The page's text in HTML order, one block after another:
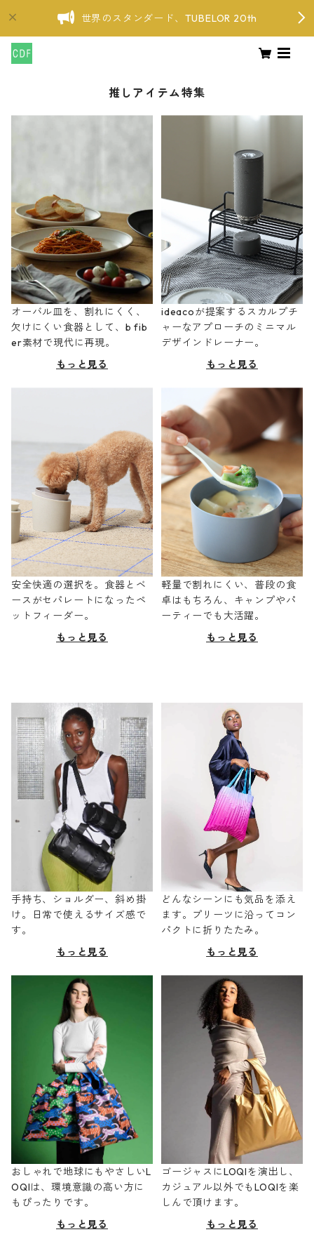
世界のスタンダード、TUBELOR 20th
推しアイテム特集
オーバル皿を、割れにくく、
欠けにくい食器として、b fib
er素材で現代に再現。
もっと見る
ideacoが提案するスカルプチ
ャーなアプローチのミニマル
デザインドレーナー。
もっと見る
安全快適の選択を。食器とベ
ースがセパレートになったペ
ットフィーダー。
もっと見る
軽量で割れにくい、普段の食
卓はもちろん、キャンプやパ
ーティーでも大活躍。
もっと見る
手持ち、ショルダー、斜め掛
け。日常で使えるサイズ感で
す。
もっと見る
どんなシーンにも気品を添え
ます。プリーツに沿ってコン
パクトに折りたたみ。
もっと見る
おしゃれで地球にもやさしいL
OQIは、環境意識の高い方に
もぴったりです。
もっと見る
ゴージャスにLOQIを演出し、
カジュアル以外でもLOQIを楽
しんで頂けます。
もっと見る